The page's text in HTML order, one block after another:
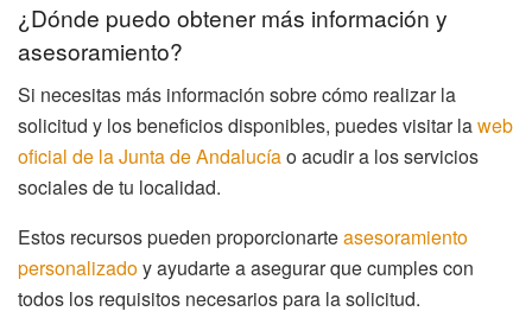
¿Dónde puedo obtener más información y
asesoramiento?
Si necesitas más información sobre cómo realizar la
solicitud y los beneficios disponibles, puedes visitar laweb
oficial de la Junta de Andalucíao acudir a los servicios
sociales de tu localidad.
Estos recursos pueden proporcionarteasesoramiento
personalizadoy ayudarte a asegurar que cumples con
todos los requisitos necesarios para la solicitud.